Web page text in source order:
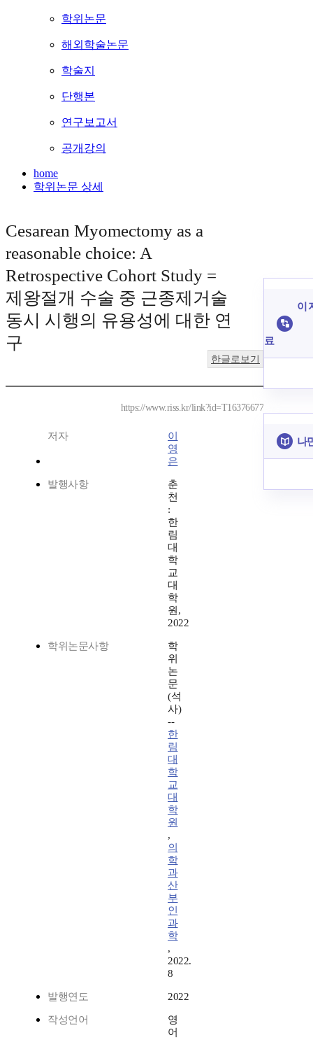
학위논문
해외학술논문
학술지
단행본
연구보고서
공개강의
home
학위논문 상세
Cesarean Myomectomy as a
reasonable choice: A
Retrospective Cohort Study =
제왕절개 수술 중 근종제거술
동시 시행의 유용성에 대한 연
구
한글로보기
https://www.riss.kr/link?id=T16376677
저자
이
영
은
발행사항
춘
천
:
한
림
대
학
교
대
학
원,
2022
학위논문사항
학
위
논
문
(석
사)
--
한
림
대
학
교
대
학
원
,
의
학
과
산
부
인
과
학
,
2022.
8
발행연도 2022
작성언어
영
어
이
료
나